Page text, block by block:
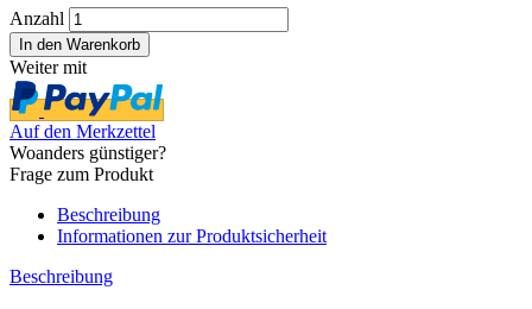
Anzahl
Weiter mit
Auf den Merkzettel
Woanders günstiger?
Frage zum Produkt
Beschreibung
Informationen zur Produktsicherheit
Beschreibung